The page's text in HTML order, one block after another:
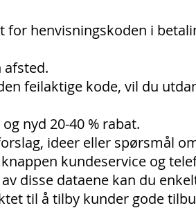
henvisningskoden i
afsted.
feilaktige kode, vil du
nyd 20-40 % rabat.
ideer eller spørsmål
kundeservice og
disse dataene kan du
til å tilby kunder gode